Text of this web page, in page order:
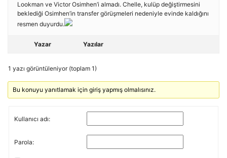
Lookman ve Victor Osimhen’i almadı. Chelle, kulüp değiştirmesini
beklediği Osimhen’in transfer görüşmeleri nedeniyle evinde kaldığını
resmen duyurdu.
Yazar Yazılar
1 yazı görüntüleniyor (toplam 1)
Bu konuyu yanıtlamak için giriş yapmış olmalısınız.
Kullanıcı adı:
Parola: